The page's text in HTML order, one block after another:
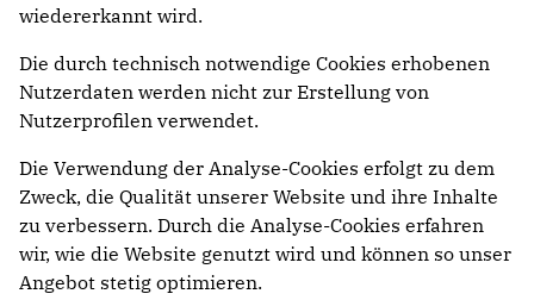
wiedererkannt wird.
Die durch technisch notwendige Cookies erhobenen
Nutzerdaten werden nicht zur Erstellung von
Nutzerprofilen verwendet.
Die Verwendung der Analyse-Cookies erfolgt zu dem
Zweck, die Qualität unserer Website und ihre Inhalte
zu verbessern. Durch die Analyse-Cookies erfahren
wir, wie die Website genutzt wird und können so unser
Angebot stetig optimieren.